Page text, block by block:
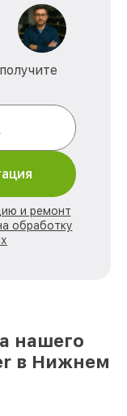
и ремонт
обработку
нашего
в Нижнем